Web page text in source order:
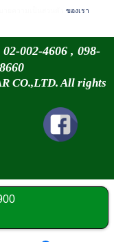
ยความเป็นส่วนตัว ของเรา
002-4606 , 098-
CO.,LTD. All rights